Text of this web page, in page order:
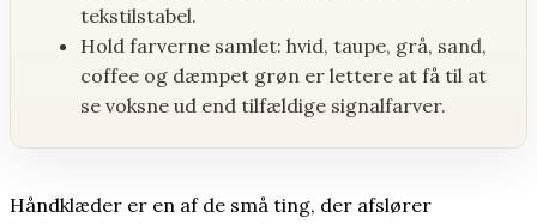
HOLDNING
SHOP
tekstilstabel.
Hold farverne samlet: hvid, taupe, grå, sand,
coffee og dæmpet grøn er lettere at få til at
se voksne ud end tilfældige signalfarver.
Håndklæder er en af de små ting, der afslører